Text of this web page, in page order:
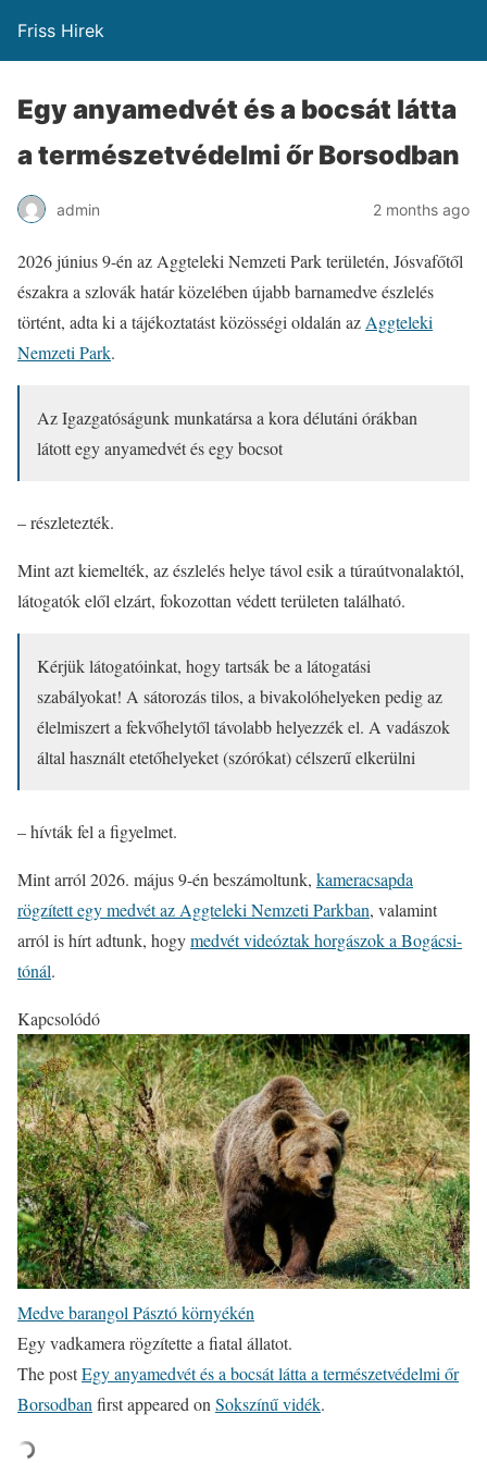
Friss Hirek
Egy anyamedvét és a bocsát látta
a természetvédelmi őr Borsodban
admin 2 months ago
2026 június 9-én az Aggteleki Nemzeti Park területén, Jósvafőtől
északra a szlovák határ közelében újabb barnamedve észlelés
történt, adta ki a tájékoztatást közösségi oldalán az Aggteleki
Nemzeti Park.
Az Igazgatóságunk munkatársa a kora délutáni órákban
látott egy anyamedvét és egy bocsot
– részletezték.
Mint azt kiemelték, az észlelés helye távol esik a túraútvonalaktól,
látogatók elől elzárt, fokozottan védett területen található.
Kérjük látogatóinkat, hogy tartsák be a látogatási
szabályokat! A sátorozás tilos, a bivakolóhelyeken pedig az
élelmiszert a fekvőhelytől távolabb helyezzék el. A vadászok
által használt etetőhelyeket (szórókat) célszerű elkerülni
– hívták fel a figyelmet.
Mint arról 2026. május 9-én beszámoltunk, kameracsapda
rögzített egy medvét az Aggteleki Nemzeti Parkban, valamint
arról is hírt adtunk, hogymedvét videóztak horgászok a Bogácsi-
tónál.
Kapcsolódó
Medve barangol Pásztó környékén
Egy vadkamera rögzítette a fiatal állatot.
The postEgy anyamedvét és a bocsát látta a természetvédelmi őr
Borsodban first appeared on Sokszínű vidék.